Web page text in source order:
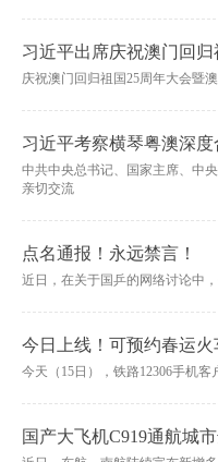
习近平出席庆祝澳门回
庆祝澳门回归祖国25周年大会暨
习近平考察横琴粤澳深度
中共中央总书记、国家主席、中
亲切交流
点名通报！永远禁言！
近日，在关于国乒的网络讨论中
今日上线！可预约春运火
今天（15日），铁路12306手机
国产大飞机C919通航城